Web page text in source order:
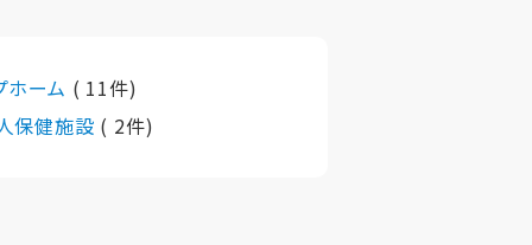
ホーム ( 11件)
保健施設 ( 2件)